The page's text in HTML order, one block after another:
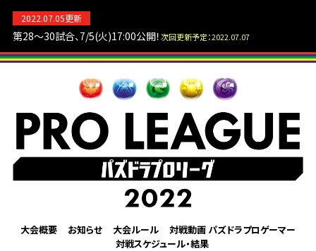
2022.07.05更新
第28～30試合、7/5(火)17:00公開！次回更新予定：2022.07.07
パズドラプロリーグ2022
大会概要 お知らせ 大会ルール 対戦動画 パズドラプロゲーマー
対戦スケジュール・結果